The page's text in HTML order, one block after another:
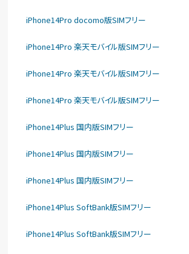
iPhone14Pro docomo版SIMフリー
iPhone14Pro 楽天モバイル版SIMフリー
iPhone14Pro 楽天モバイル版SIMフリー
iPhone14Pro 楽天モバイル版SIMフリー
iPhone14Plus 国内版SIMフリー
iPhone14Plus 国内版SIMフリー
iPhone14Plus 国内版SIMフリー
iPhone14Plus SoftBank版SIMフリー
iPhone14Plus SoftBank版SIMフリー